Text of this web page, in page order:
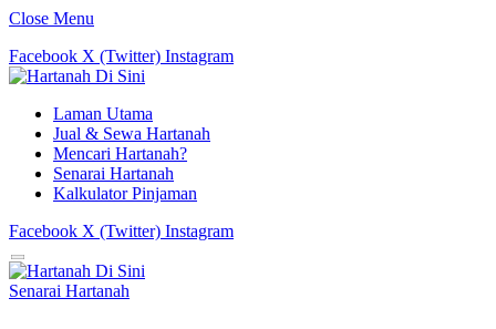
Close Menu
Facebook X (Twitter) Instagram
Laman Utama
Jual & Sewa Hartanah
Mencari Hartanah?
Senarai Hartanah
Kalkulator Pinjaman
Facebook X (Twitter) Instagram
Senarai Hartanah